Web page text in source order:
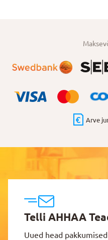
Arve
Telli AHHAA
Uued head